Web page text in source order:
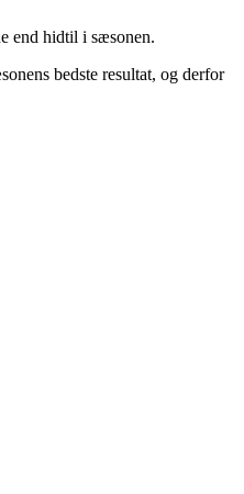
end hidtil i sæsonen.
bedste resultat, og derfor